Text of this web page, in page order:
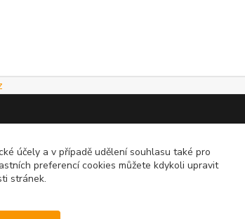
účely a v případě udělení souhlasu také pro
preferencí cookies můžete kdykoli upravit
stránek.